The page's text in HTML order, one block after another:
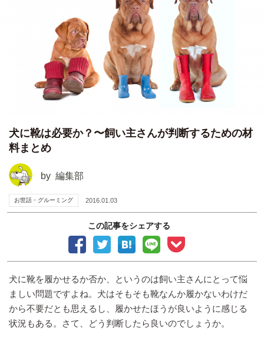
犬に靴は必要か？〜飼い主さんが判断するための材
料まとめ
by 編集部
お世話・グルーミング 2016.01.03
この記事をシェアする
犬に靴を履かせるか否か、というのは飼い主さんにとって悩
ましい問題ですよね。犬はそもそも靴なんか履かないわけだ
から不要だとも思えるし、履かせたほうが良いように感じる
状況もある。さて、どう判断したら良いのでしょうか。